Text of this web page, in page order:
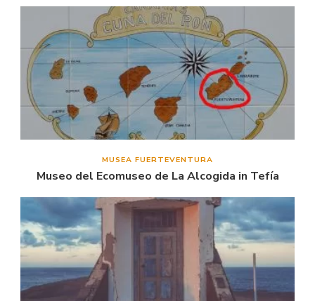
MUSEA FUERTEVENTURA
Museo del Ecomuseo de La Alcogida in Tefía